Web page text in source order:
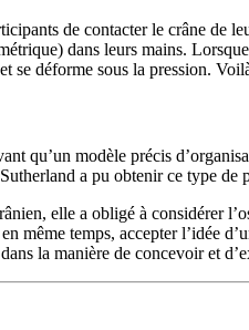
de contacter le crâne de
dans leurs mains.
se déforme sous la pression.
qu’un modèle précis
a pu obtenir ce type de
elle a obligé à considérer
même temps, accepter l’idée
la manière de concevoir et